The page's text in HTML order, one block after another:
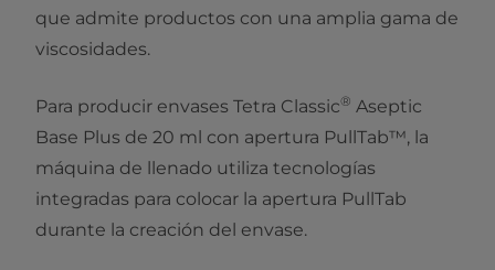
que admite productos con una amplia gama de
viscosidades.
Para producir envases Tetra Classic® Aseptic
Base Plus de 20 ml con apertura PullTab™, la
máquina de llenado utiliza tecnologías
integradas para colocar la apertura PullTab
durante la creación del envase.